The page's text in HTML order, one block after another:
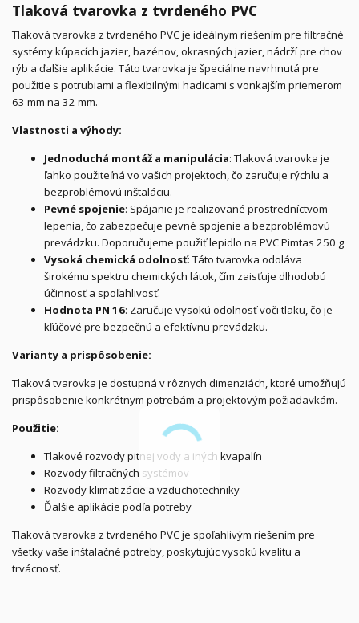
Tlaková tvarovka z tvrdeného PVC
Tlaková tvarovka z tvrdeného PVC je ideálnym riešením pre filtračné
systémy kúpacích jazier, bazénov, okrasných jazier, nádrží pre chov
rýb a ďalšie aplikácie. Táto tvarovka je špeciálne navrhnutá pre
použitie s potrubiami a flexibilnými hadicami s vonkajším priemerom
63 mm na 32 mm.
Vlastnosti a výhody:
Jednoduchá montáž a manipulácia: Tlaková tvarovka je
ľahko použiteľná vo vašich projektoch, čo zaručuje rýchlu a
bezproblémovú inštaláciu.
Pevné spojenie: Spájanie je realizované prostredníctvom
lepenia, čo zabezpečuje pevné spojenie a bezproblémovú
prevádzku. Doporučujeme použiť lepidlo na PVC Pimtas 250 g
Vysoká chemická odolnosť: Táto tvarovka odoláva
širokému spektru chemických látok, čím zaisťuje dlhodobú
účinnosť a spoľahlivosť.
Hodnota PN 16: Zaručuje vysokú odolnosť voči tlaku, čo je
kľúčové pre bezpečnú a efektívnu prevádzku.
Varianty a prispôsobenie:
Tlaková tvarovka je dostupná v rôznych dimenziách, ktoré umožňujú
prispôsobenie konkrétnym potrebám a projektovým požiadavkám.
Použitie:
Tlakové rozvody pitnej vody a iných kvapalín
Rozvody filtračných systémov
Rozvody klimatizácie a vzduchotechniky
Ďalšie aplikácie podľa potreby
Tlaková tvarovka z tvrdeného PVC je spoľahlivým riešením pre
všetky vaše inštalačné potreby, poskytujúc vysokú kvalitu a
trvácnosť.